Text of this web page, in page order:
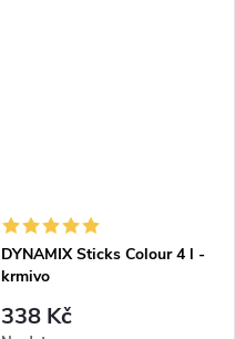
DYNAMIX Sticks Colour 4 l -
krmivo
338 Kč